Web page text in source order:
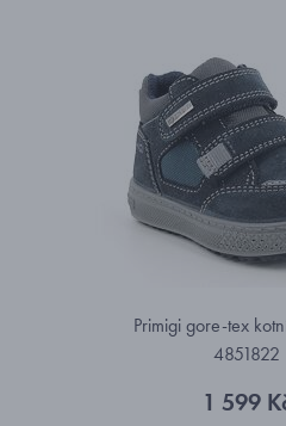
Primigi gore-tex
4851822
1 599